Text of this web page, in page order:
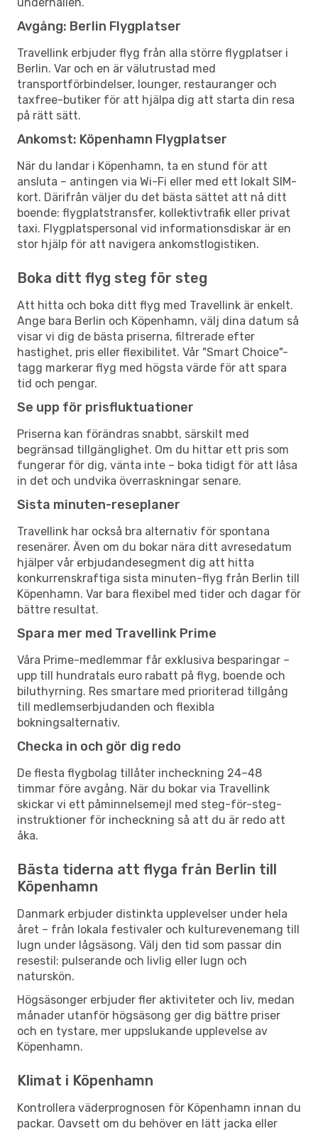
Avgång: Berlin Flygplatser
Travellink erbjuder flyg från alla större flygplatser i
Berlin. Var och en är välutrustad med
transportförbindelser, lounger, restauranger och
taxfree-butiker för att hjälpa dig att starta din resa
på rätt sätt.
Ankomst: Köpenhamn Flygplatser
När du landar i Köpenhamn, ta en stund för att
ansluta – antingen via Wi-Fi eller med ett lokalt SIM-
kort. Därifrån väljer du det bästa sättet att nå ditt
boende: flygplatstransfer, kollektivtrafik eller privat
taxi. Flygplatspersonal vid informationsdiskar är en
stor hjälp för att navigera ankomstlogistiken.
Boka ditt flyg steg för steg
Att hitta och boka ditt flyg med Travellink är enkelt.
Ange bara Berlin och Köpenhamn, välj dina datum så
visar vi dig de bästa priserna, filtrerade efter
hastighet, pris eller flexibilitet. Vår "Smart Choice"-
tagg markerar flyg med högsta värde för att spara
tid och pengar.
Se upp för prisfluktuationer
Priserna kan förändras snabbt, särskilt med
begränsad tillgänglighet. Om du hittar ett pris som
fungerar för dig, vänta inte – boka tidigt för att låsa
in det och undvika överraskningar senare.
Sista minuten-reseplaner
Travellink har också bra alternativ för spontana
resenärer. Även om du bokar nära ditt avresedatum
hjälper vår erbjudandesegment dig att hitta
konkurrenskraftiga sista minuten-flyg från Berlin till
Köpenhamn. Var bara flexibel med tider och dagar för
bättre resultat.
Spara mer med Travellink Prime
Våra Prime-medlemmar får exklusiva besparingar –
upp till hundratals euro rabatt på flyg, boende och
biluthyrning. Res smartare med prioriterad tillgång
till medlemserbjudanden och flexibla
bokningsalternativ.
Checka in och gör dig redo
De flesta flygbolag tillåter incheckning 24–48
timmar före avgång. När du bokar via Travellink
skickar vi ett påminnelsemejl med steg-för-steg-
instruktioner för incheckning så att du är redo att
åka.
Bästa tiderna att flyga från Berlin till
Köpenhamn
Danmark erbjuder distinkta upplevelser under hela
året – från lokala festivaler och kulturevenemang till
lugn under lågsäsong. Välj den tid som passar din
resestil: pulserande och livlig eller lugn och
naturskön.
Högsäsonger erbjuder fler aktiviteter och liv, medan
månader utanför högsäsong ger dig bättre priser
och en tystare, mer uppslukande upplevelse av
Köpenhamn.
Klimat i Köpenhamn
Kontrollera väderprognosen för Köpenhamn innan du
packar. Oavsett om du behöver en lätt jacka eller